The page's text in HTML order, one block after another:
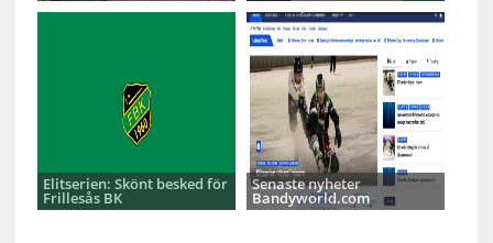
Elitserien: Skönt besked för
Frillesås BK
Senaste nyheter
Bandyworld.com